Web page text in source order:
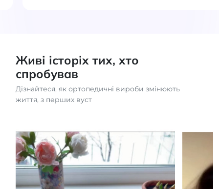
Живі історіх тих, хто
спробував
Дізнайтеся, як ортопедичні вироби змінюють
життя, з перших вуст